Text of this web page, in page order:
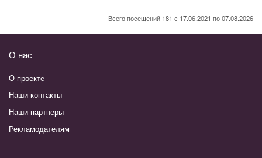
Всего посещений 181 с 17.06.2021 по 07.08.2026
О нас
О проекте
Наши контакты
Наши партнеры
Рекламодателям